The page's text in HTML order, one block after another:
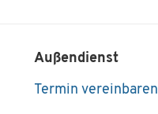
Außendienst
Termin vereinbaren